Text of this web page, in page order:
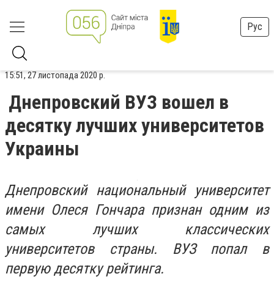
Рус
15:51, 27 листопада 2020 р.
Днепровский ВУЗ вошел в
десятку лучших университетов
Украины
Днепровский национальный университет
имени Олеся Гончара признан одним из
самых лучших классических
университетов страны. ВУЗ попал в
первую десятку рейтинга.